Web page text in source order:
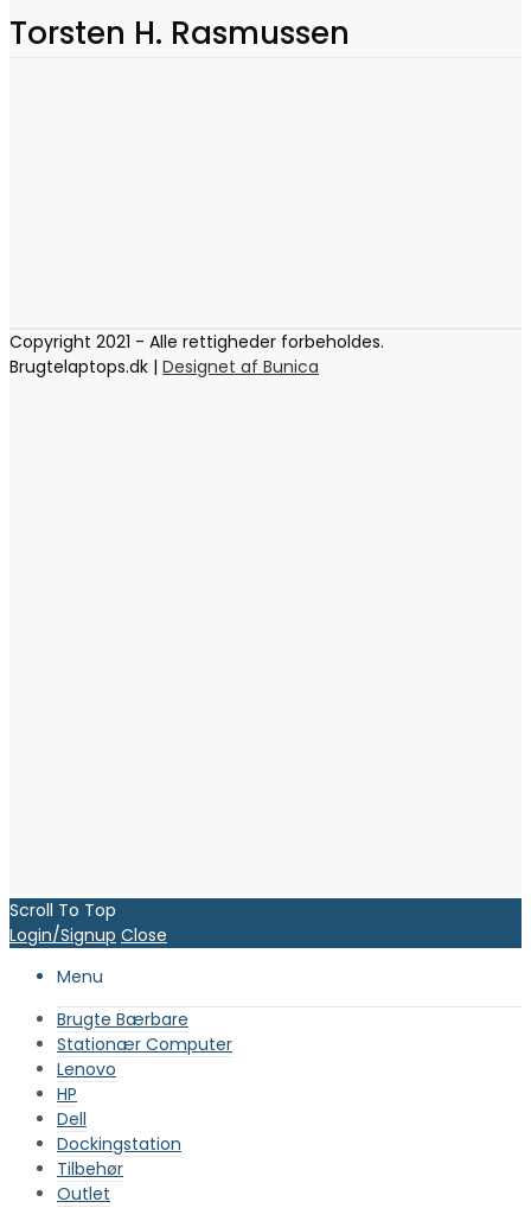
Torsten H. Rasmussen
Copyright 2021 - Alle rettigheder forbeholdes.
Brugtelaptops.dk | Designet af Bunica
Scroll To Top
Login/Signup Close
Menu
Brugte Bærbare
Stationær Computer
Lenovo
HP
Dell
Dockingstation
Tilbehør
Outlet